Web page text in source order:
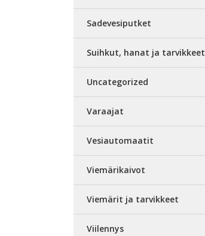
Sadevesiputket
Suihkut, hanat ja tarvikkeet
Uncategorized
Varaajat
Vesiautomaatit
Viemärikaivot
Viemärit ja tarvikkeet
Viilennys